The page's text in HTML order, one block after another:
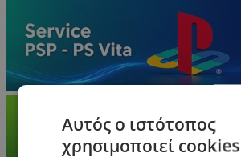
Αυτός ο ιστότοπος
χρησιμοποιεί cookies